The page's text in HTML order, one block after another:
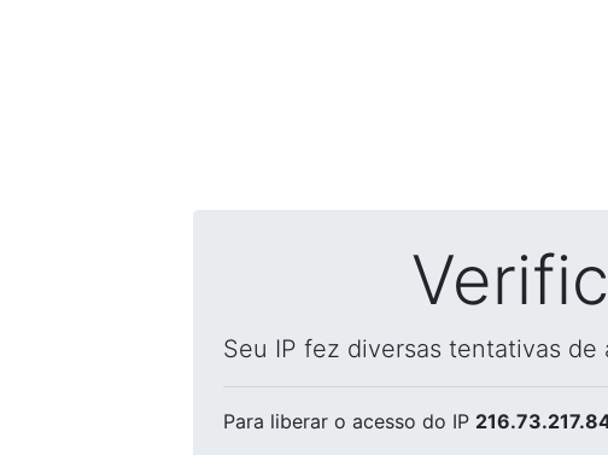
Seu IP fez diversas tentativas
Para liberar o acesso do IP